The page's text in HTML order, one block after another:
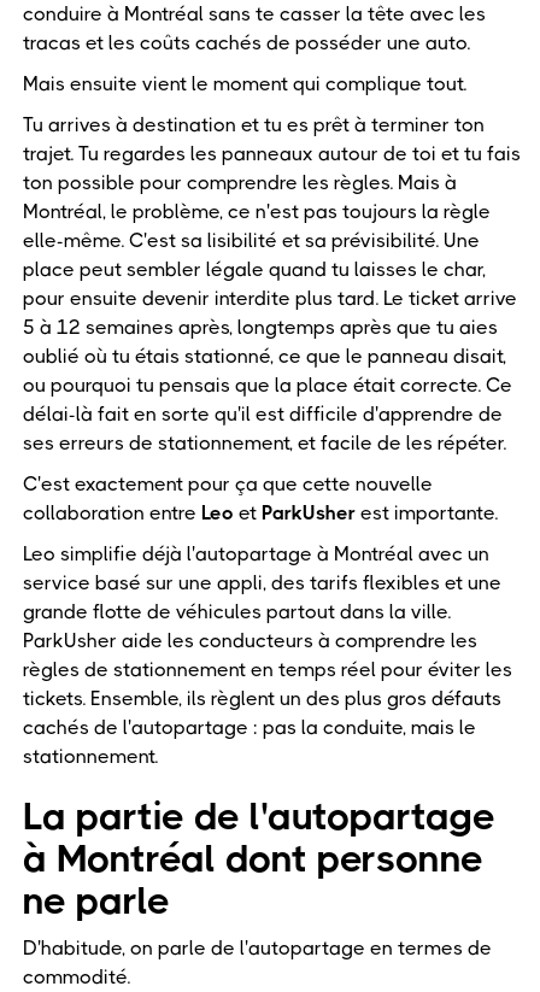
conduire à Montréal sans te casser la tête avec les
tracas et les coûts cachés de posséder une auto.
Mais ensuite vient le moment qui complique tout.
Tu arrives à destination et tu es prêt à terminer ton
trajet. Tu regardes les panneaux autour de toi et tu fais
ton possible pour comprendre les règles. Mais à
Montréal, le problème, ce n'est pas toujours la règle
elle-même. C'est sa lisibilité et sa prévisibilité. Une
place peut sembler légale quand tu laisses le char,
pour ensuite devenir interdite plus tard. Le ticket arrive
5 à 12 semaines après, longtemps après que tu aies
oublié où tu étais stationné, ce que le panneau disait,
ou pourquoi tu pensais que la place était correcte. Ce
délai-là fait en sorte qu'il est difficile d'apprendre de
ses erreurs de stationnement, et facile de les répéter.
C'est exactement pour ça que cette nouvelle
collaboration entre Leo et ParkUsher est importante.
Leo simplifie déjà l'autopartage à Montréal avec un
service basé sur une appli, des tarifs flexibles et une
grande flotte de véhicules partout dans la ville.
ParkUsher aide les conducteurs à comprendre les
règles de stationnement en temps réel pour éviter les
tickets. Ensemble, ils règlent un des plus gros défauts
cachés de l'autopartage : pas la conduite, mais le
stationnement.
La partie de l'autopartage
à Montréal dont personne
ne parle
D'habitude, on parle de l'autopartage en termes de
commodité.